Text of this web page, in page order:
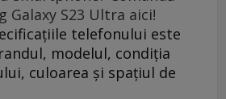
Galaxy S23 Ultra aici!
telefonului este
modelul, condiția
culoarea și spațiul de